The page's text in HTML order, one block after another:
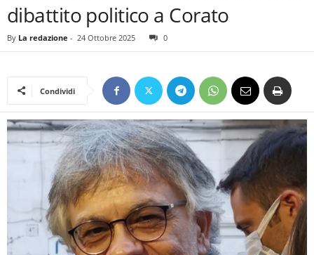
dibattito politico a Corato
By La redazione - 24 Ottobre 2025 0
Condividi